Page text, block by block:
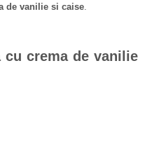
de vanilie si caise.
cu crema de vanilie